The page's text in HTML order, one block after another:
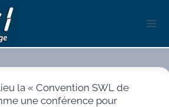
la « Convention SWL de
une conférence pour